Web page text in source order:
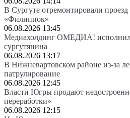
В Сургуте отремонтировали проезд
«Филиппок»
06.08.2026 13:45
Медиахолдинг ОМЕДИА!
сургутянина
06.08.2026 13:17
В Нижневартовском районе из-за
патрулирование
06.08.2026 12:45
Власти Югры продают
переработки»
06.08.2026 12:15